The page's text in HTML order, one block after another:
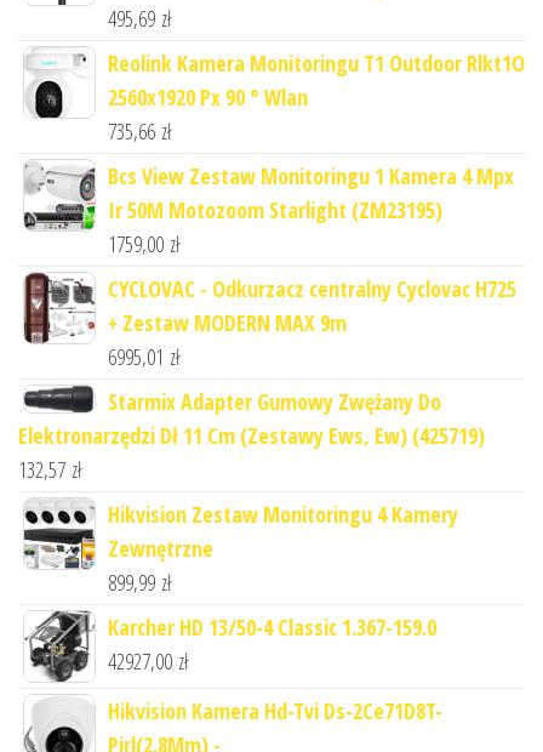
495,69 zł
Reolink Kamera Monitoringu T1 Outdoor Rlkt1O
2560x1920 Px 90 ° Wlan
735,66 zł
Bcs View Zestaw Monitoringu 1 Kamera 4 Mpx
Ir 50M Motozoom Starlight (ZM23195)
1759,00 zł
CYCLOVAC - Odkurzacz centralny Cyclovac H725
+ Zestaw MODERN MAX 9m
6995,01 zł
Starmix Adapter Gumowy Zwężany Do
Elektronarzędzi Dł 11 Cm (Zestawy Ews, Ew) (425719)
132,57 zł
Hikvision Zestaw Monitoringu 4 Kamery
Zewnętrzne
899,99 zł
Karcher HD 13/50-4 Classic 1.367-159.0
42927,00 zł
Hikvision Kamera Hd-Tvi Ds-2Ce71D8T-
Pirl(2.8Mm) -